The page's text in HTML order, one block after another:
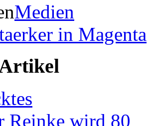
Medien
in Magenta
Artikel
Reinke wird 80